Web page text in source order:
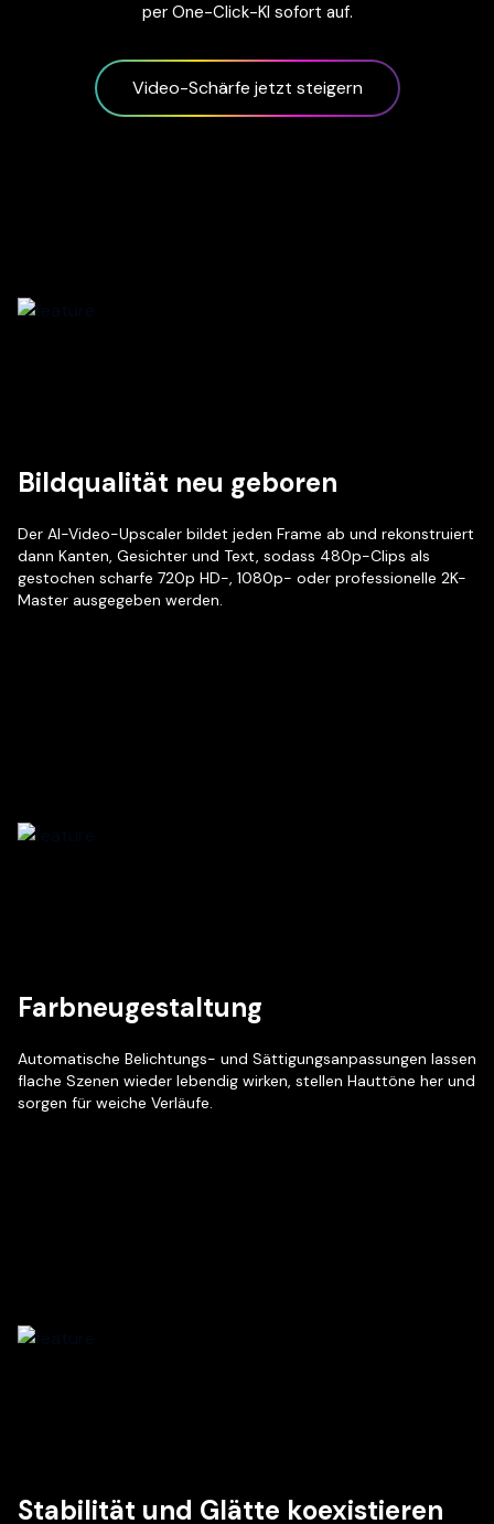
per One-Click-KI sofort auf.
Video-Schärfe jetzt steigern
Bildqualität neu geboren
Der AI-Video-Upscaler bildet jeden Frame ab und rekonstruiert
dann Kanten, Gesichter und Text, sodass 480p-Clips als
gestochen scharfe 720p HD-, 1080p- oder professionelle 2K-
Master ausgegeben werden.
Farbneugestaltung
Automatische Belichtungs- und Sättigungsanpassungen lassen
flache Szenen wieder lebendig wirken, stellen Hauttöne her und
sorgen für weiche Verläufe.
Stabilität und Glätte koexistieren